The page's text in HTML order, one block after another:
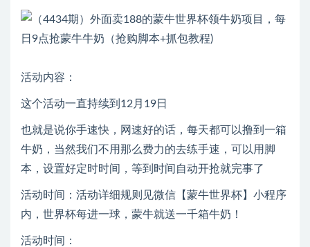
活动内容：
这个活动一直持续到12月19日
也就是说你手速快，网速好的话，每天都可以撸到一箱
牛奶，当然我们不用那么费力的去练手速，可以用脚
本，设置好定时时间，等到时间自动开抢就完事了
活动时间：活动详细规则见微信【蒙牛世界杯】小程序
内，世界杯每进一球，蒙牛就送一千箱牛奶！
活动时间：